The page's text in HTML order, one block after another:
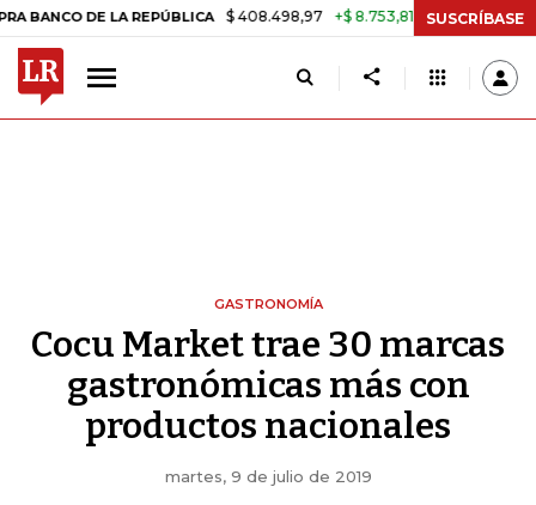
LA REPÚBLICA $ 408.498,97 +$ 8.753,81 +2,19% TASA DE USURA
SUSCRÍBASE
GASTRONOMÍA
Cocu Market trae 30 marcas
gastronómicas más con
productos nacionales
martes, 9 de julio de 2019